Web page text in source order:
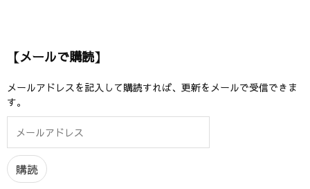
【メールで購読】
メールアドレスを記入して購読すれば、更新をメールで受信できま
す。
ル
ア
ド
購読